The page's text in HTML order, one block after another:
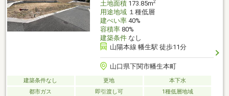
土地面積173.85m2
用途地域１種低層
建ぺい率40%
容積率80%
建築条件なし
山陽本線 幡生駅 徒歩11分
山口県下関市幡生本町
建築条件なし 更地
本下水
都市ガス
即引渡し可 1種低層地域